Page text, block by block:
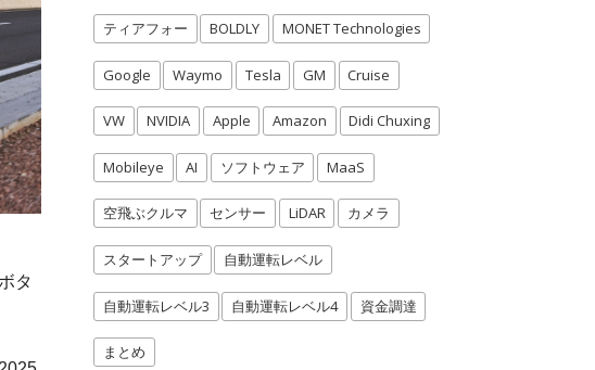
タ
ティアフォー BOLDLY MONET Technologies
Google Waymo Tesla GM Cruise
VW NVIDIA Apple Amazon Didi Chuxing
Mobileye AI ソフトウェア MaaS
空飛ぶクルマ センサー LiDAR カメラ
スタートアップ 自動運転レベル
自動運転レベル3 自動運転レベル4 資金調達
まとめ